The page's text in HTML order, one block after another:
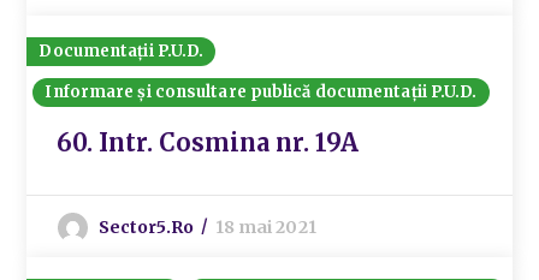
Documentații P.U.D.
Informare și consultare publică documentații P.U.D.
60. Intr. Cosmina nr. 19A
Sector5.ro 18 mai 2021